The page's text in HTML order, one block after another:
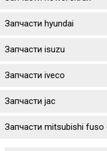
Запчасти hyundai
Запчасти isuzu
Запчасти iveco
Запчасти jac
Запчасти mitsubishi fuso